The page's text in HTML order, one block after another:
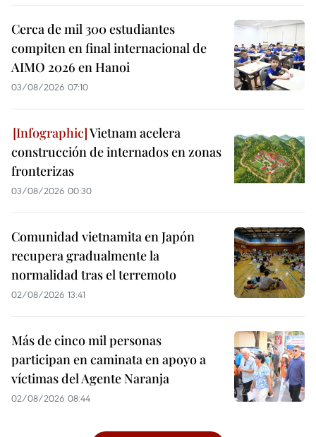
Cerca de mil 300 estudiantes
compiten en final internacional de
AIMO 2026 en Hanoi
03/08/2026 07:10
Vietnam acelera
construcción de internados en zonas
fronterizas
03/08/2026 00:30
Comunidad vietnamita en Japón
recupera gradualmente la
normalidad tras el terremoto
02/08/2026 13:41
Más de cinco mil personas
participan en caminata en apoyo a
víctimas del Agente Naranja
02/08/2026 08:44